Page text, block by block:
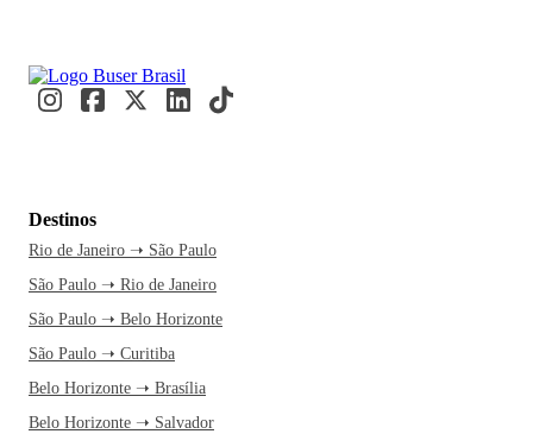
Destinos
Rio de Janeiro ➝ São Paulo
São Paulo ➝ Rio de Janeiro
São Paulo ➝ Belo Horizonte
São Paulo ➝ Curitiba
Belo Horizonte ➝ Brasília
Belo Horizonte ➝ Salvador